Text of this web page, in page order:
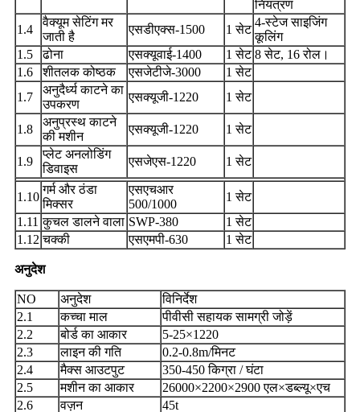
नियंत्रण
1.4
वैक्यूम सेटिंग मर
जाती है
एसडीएक्स-1500 1 सेट
4-स्टेज साइजिंग
कूलिंग
1.5
ढोना एसक्यूवाई-1400 1 सेट 8 सेट, 16 रोल।
1.6
शीतलक कोष्ठक एसजेटीजे-3000
1 सेट
1.7
अनुदैर्ध्य काटने का
उपकरण
एसक्यूजी-1220 1 सेट
1.8
अनुप्रस्थ काटने
की मशीन
एसक्यूजी-1220 1 सेट
1.9
प्लेट अनलोडिंग
डिवाइस
एसजेएस-1220 1 सेट
1.10
गर्म और ठंडा
मिक्सर
एसएचआर
500/1000
1 सेट
1.11 कुचल डालने वाला SWP-380
1 सेट
1.12 चक्की एसएमपी-630 1 सेट
अनुदेश
NO अनुदेश
विनिर्देश
2.1
कच्चा माल
पीवीसी सहायक सामग्री जोड़ें
2.2
बोर्ड का आकार
5-25×1220
2.3
लाइन की गति
0.2-0.8m/मिनट
2.4
मैक्स आउटपुट
350-450 किग्रा / घंटा
2.5
मशीन का आकार
26000×2200×2900 एल×डब्ल्यू×एच
2.6
वज़न
45t